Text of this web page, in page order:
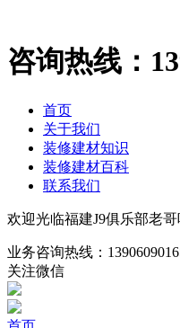
咨询热线：
首页
关于我们
装修建材知识
装修建材百科
联系我们
欢迎光临福建J9俱乐部老
业务咨询热线：
关注微信